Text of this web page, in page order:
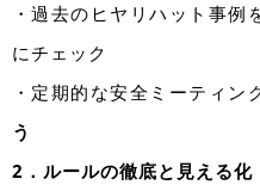
・過去のヒヤリハット事
にチェック
・定期的な安全ミーティン
う
2．ルールの徹底と見える化